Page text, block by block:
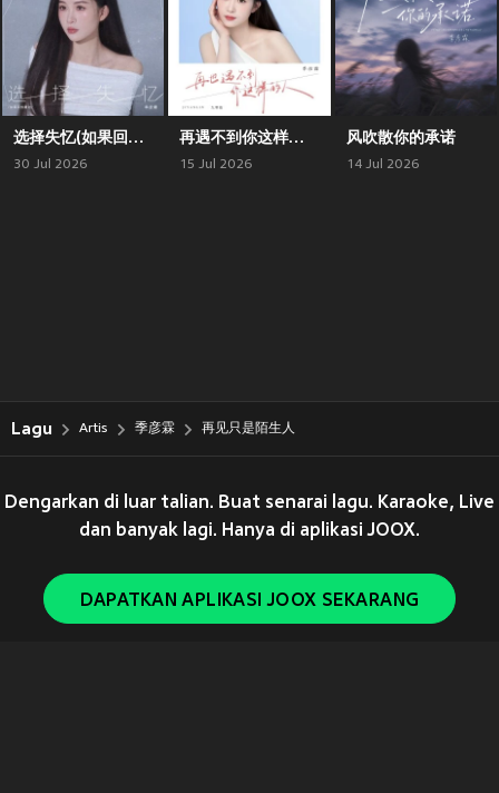
选择失忆(如果回到最初)-季彦霖
30 Jul 2026
再遇不到你这样的人(九零版)
15 Jul 2026
风吹散你的承诺
14 Jul 2026
Lagu Artis 季彦霖 再见只是陌生人
Dengarkan di luar talian. Buat senarai lagu. Karaoke, Live
dan banyak lagi. Hanya di aplikasi JOOX.
DAPATKAN APLIKASI JOOX SEKARANG